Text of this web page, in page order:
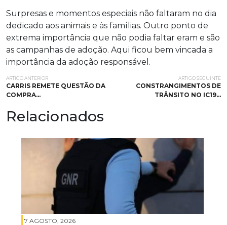
Surpresas e momentos especiais não faltaram no dia
dedicado aos animais e às famílias. Outro ponto de
extrema importância que não podia faltar eram e são
as campanhas de adoção. Aqui ficou bem vincada a
importância da adoção responsável.
ARTIGO ANTERIOR
CARRIS REMETE QUESTÃO DA
COMPRA…
ARTIGO SEGUINTE
CONSTRANGIMENTOS DE
TRÂNSITO NO IC19…
Relacionados
7 AGOSTO, 2026